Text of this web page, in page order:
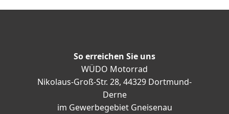
So erreichen Sie uns
WÜDO Motorrad
Nikolaus-Groß-Str. 28, 44329 Dortmund-
Derne
im Gewerbegebiet Gneisenau